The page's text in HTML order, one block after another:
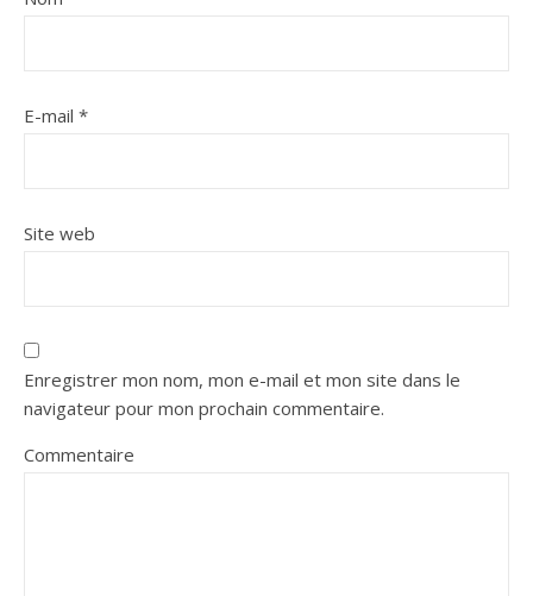
E-mail *
Site web
Enregistrer mon nom, mon e-mail et mon site dans le
navigateur pour mon prochain commentaire.
Commentaire